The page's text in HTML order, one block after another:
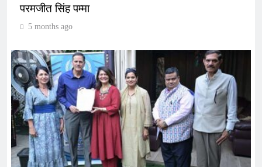
परमजीत सिंह पम्मा
5 months ago